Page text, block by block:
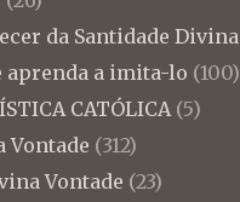
da Santidade Divina
aprenda a imita-lo (100)
CATÓLICA (5)
Vontade (312)
Vontade (23)